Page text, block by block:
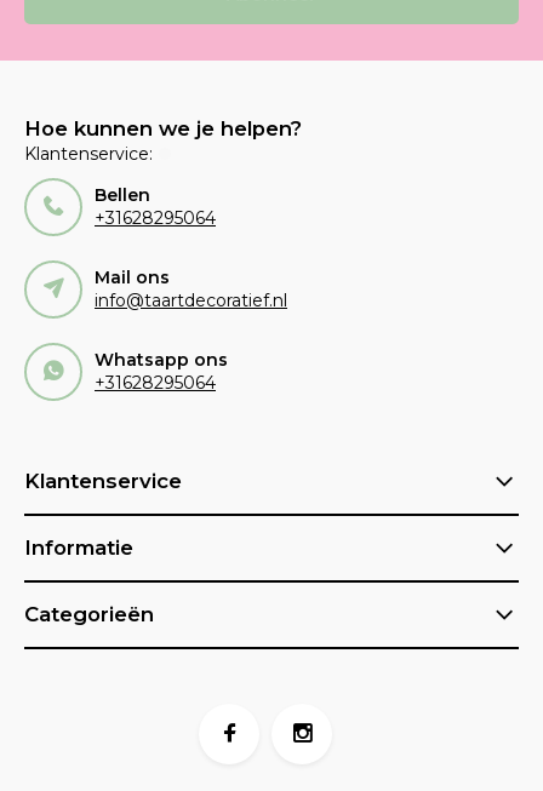
Hoe kunnen we je helpen?
Klantenservice:
Bellen
+31628295064
Mail ons
info@taartdecoratief.nl
Whatsapp ons
+31628295064
Klantenservice
Informatie
Categorieën